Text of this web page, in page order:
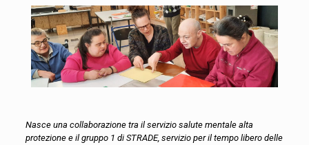
Nasce una collaborazione tra il servizio salute mentale alta
protezione e il gruppo 1 di STRADE, servizio per il tempo libero delle